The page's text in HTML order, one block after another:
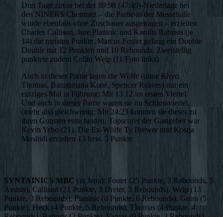
Drei Tage zuvor bei der 89:98 (47:49)-Niederlage bei
den NINERS Chemnitz – die Partie in der Messehalle
wurde ebenfalls ohne Zuschauer ausgetragen – erzielten
Charles Callison, Jure Planinic und Karolis Babusis (je
14) die meisten Punkte. Marcus Foster gelang ein Double
Double mit 12 Punkten und 10 Rebounds. Zweistellig
punktete zudem Collin Welp (11/Foto links).
Auch in dieser Partie lagen die Wölfe (ohne Khyri
Thomas, Bazoumana Koné, Spencer Reaves) nur ein
einziges Mal in Führung: Mit 13:12 im ersten Viertel.
Und auch in dieser Partie waren sie im Schlussviertel,
(mehr als) gleichwertig: Mit 24:23 konnten sie dieses zu
ihren Gunsten entscheiden. Topscorer der Gastgeber war
Kevin Yebo (21). Die Ex-Wölfe Ty Brewer und Kostja
Mushidi erzielten 13 bzw. 5 Punkte.
.
SYNTAINICS MBC (in Jena): Foster (25 Punkte, 3 Rebounds, 3
Assists), Callison (21 Punkte, 3 Dreier, 3 Rebounds), Welp (13
Punkte, 3 Rebounds), Planinic (8 Punkte, 6 Rebounds), Gunn (5
Punkte), Heck (4 Punkte, 5 Rebounds), Thomas (4 Punkte, 4